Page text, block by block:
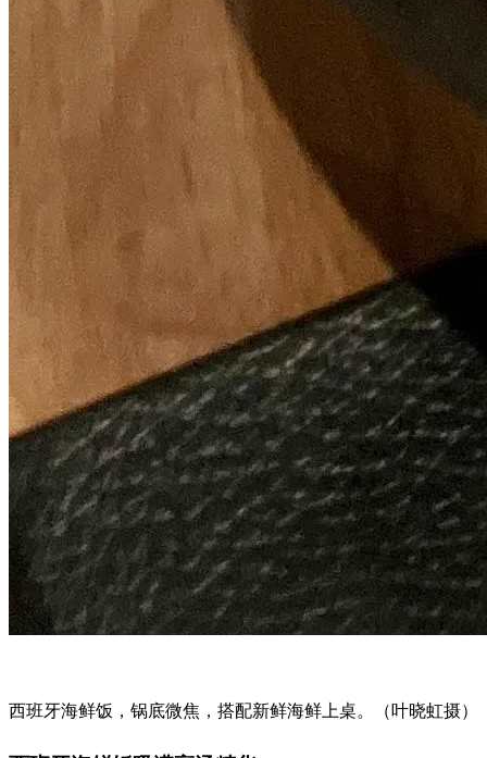
西班牙海鲜饭，锅底微焦，搭配新鲜海鲜上桌。（叶晓虹摄）